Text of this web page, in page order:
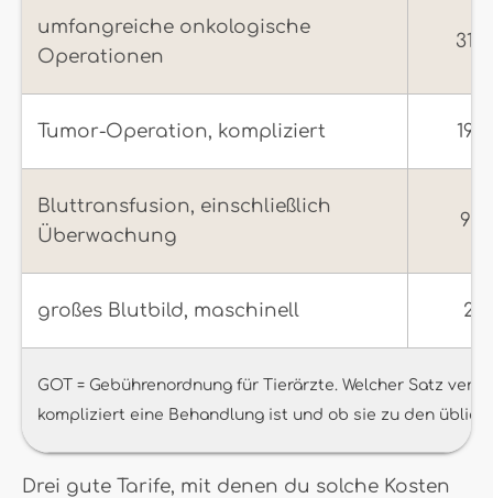
umfangreiche onkologische
Operationen
Tumor-Operation, kompliziert
Bluttransfusion, einschließlich
Überwachung
großes Blutbild, maschinell
GOT = Gebührenordnung für Tierärzte. Welcher Satz
kompliziert eine Behandlung ist und ob sie zu den
Drei gute Tarife, mit denen du solche Kosten